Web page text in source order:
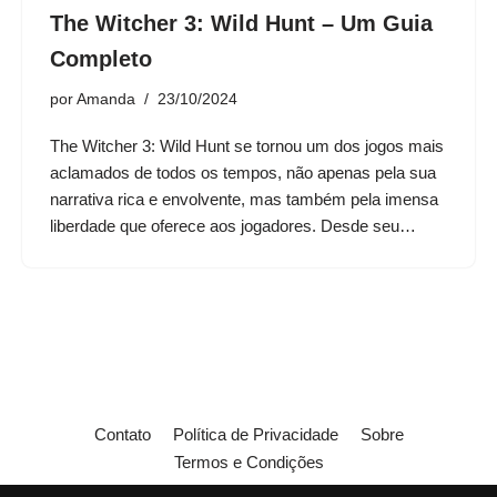
The Witcher 3: Wild Hunt – Um Guia
Completo
por Amanda 23/10/2024
The Witcher 3: Wild Hunt se tornou um dos jogos mais
aclamados de todos os tempos, não apenas pela sua
narrativa rica e envolvente, mas também pela imensa
liberdade que oferece aos jogadores. Desde seu…
Contato Política de Privacidade
Sobre
Termos e Condições